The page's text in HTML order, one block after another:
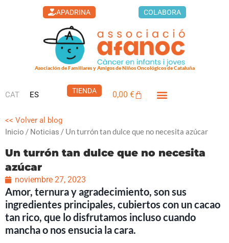
APADRINA COLABORA
Asociación de Familiares y Amigos de Niños Oncológicos de Cataluña
CAT ES TIENDA 0,00€Carrito
<< Volver al blog
Inicio / Noticias / Un turrón tan dulce que no necesita azúcar
Un turrón tan dulce que no necesita
azúcar
noviembre 27, 2023
Amor, ternura y agradecimiento, son sus
ingredientes principales, cubiertos con un cacao
tan rico, que lo disfrutamos incluso cuando
mancha o nos ensucia la cara.